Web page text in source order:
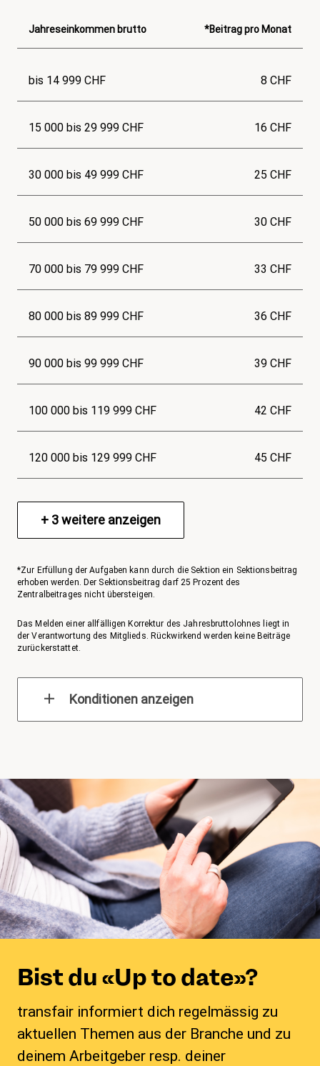
Jahreseinkommen brutto *Beitrag pro Monat
bis 14 999 CHF 8 CHF
15 000 bis 29 999 CHF 16 CHF
30 000 bis 49 999 CHF 25 CHF
50 000 bis 69 999 CHF 30 CHF
70 000 bis 79 999 CHF 33 CHF
80 000 bis 89 999 CHF 36 CHF
90 000 bis 99 999 CHF 39 CHF
100 000 bis 119 999 CHF 42 CHF
120 000 bis 129 999 CHF 45 CHF
+ 3weitere anzeigen
*Zur Erfüllung der Aufgaben kann durch die Sektion ein Sektionsbeitrag
erhoben werden. Der Sektionsbeitrag darf 25 Prozent des
Zentralbeitrages nicht übersteigen.
Das Melden einer allfälligen Korrektur des Jahresbruttolohnes liegt in
der Verantwortung des Mitglieds. Rückwirkend werden keine Beiträge
zurückerstattet.
Konditionen anzeigen
Bist du «Up to date»?
transfair informiert dich regelmässig zu
aktuellen Themen aus der Branche und zu
deinem Arbeitgeber resp. deiner